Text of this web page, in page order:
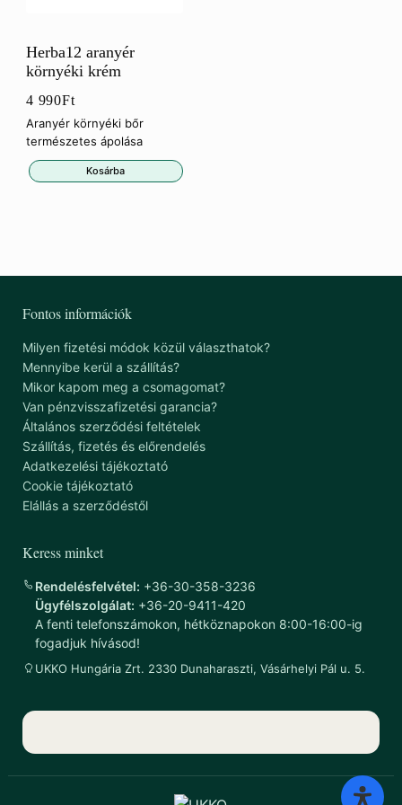
Herba12 aranyér
környéki krém
4 990Ft
Aranyér környéki bőr
természetes ápolása
Kosárba
Fontos információk
Milyen fizetési módok közül választhatok?
Mennyibe kerül a szállítás?
Mikor kapom meg a csomagomat?
Van pénzvisszafizetési garancia?
Általános szerződési feltételek
Szállítás, fizetés és előrendelés
Adatkezelési tájékoztató
Cookie tájékoztató
Elállás a szerződéstől
Keress minket
Rendelésfelvétel: +36-30-358-3236
Ügyfélszolgálat: +36-20-9411-420
A fenti telefonszámokon, hétköznapokon 8:00-16:00-ig
fogadjuk hívásod!
UKKO Hungária Zrt. 2330 Dunaharaszti, Vásárhelyi Pál u. 5.